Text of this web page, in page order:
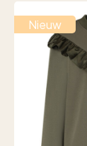
Nieuw